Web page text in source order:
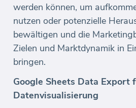
werden können, um
nutzen oder potenzielle
bewältigen und die
Zielen und Marktdynamik in
bringen.
Google Sheets Data Export
Datenvisualisierung